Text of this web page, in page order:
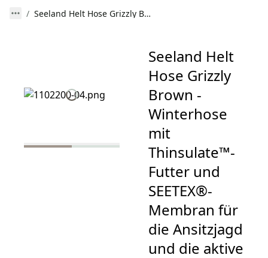
Seeland Helt Hose Grizzly Brown - Winterhose mit Thinsulate™-Futter und SEETEX®-Membran für die Ansitzjagd und die aktive Jagd
Seeland Helt
Hose Grizzly
Brown -
Winterhose
mit
Thinsulate™-
Futter und
SEETEX®-
Membran für
die Ansitzjagd
und die aktive